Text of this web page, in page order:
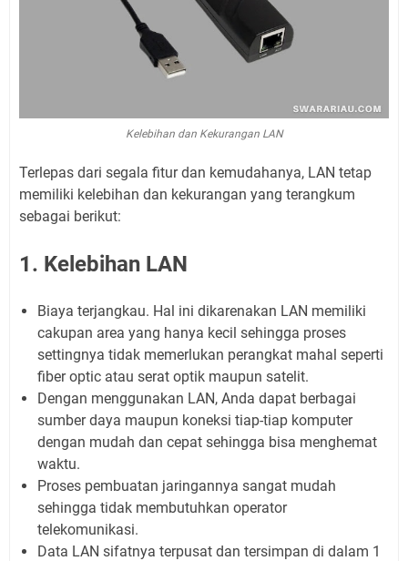
Kelebihan dan Kekurangan LAN
Terlepas dari segala fitur dan kemudahanya, LAN tetap
memiliki kelebihan dan kekurangan yang terangkum
sebagai berikut:
1. Kelebihan LAN
Biaya terjangkau. Hal ini dikarenakan LAN memiliki
cakupan area yang hanya kecil sehingga proses
settingnya tidak memerlukan perangkat mahal seperti
fiber optic atau serat optik maupun satelit.
Dengan menggunakan LAN, Anda dapat berbagai
sumber daya maupun koneksi tiap-tiap komputer
dengan mudah dan cepat sehingga bisa menghemat
waktu.
Proses pembuatan jaringannya sangat mudah
sehingga tidak membutuhkan operator
telekomunikasi.
Data LAN sifatnya terpusat dan tersimpan di dalam 1